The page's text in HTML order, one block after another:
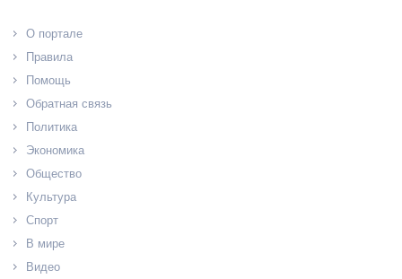
О портале
Правила
Помощь
Обратная связь
Политика
Экономика
Общество
Культура
Спорт
В мире
Видео